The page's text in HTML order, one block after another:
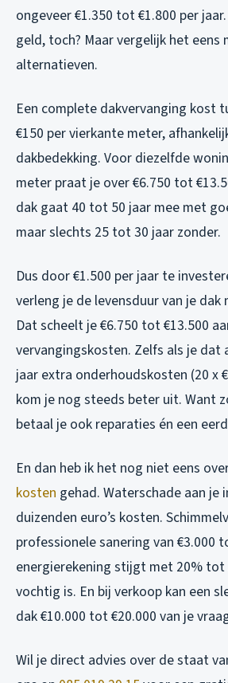
ongeveer €1.350 tot €1.800 per
geld, toch? Maar vergelijk het eens
alternatieven.
Een complete dakvervanging kost
€150 per vierkante meter,
dakbedekking. Voor diezelfde
meter praat je over €6.750 tot
dak gaat 40 tot 50 jaar mee met
maar slechts 25 tot 30 jaar zonder.
Dus door €1.500 per jaar te
verleng je de levensduur van je
Dat scheelt je €6.750 tot €13.500
vervangingskosten. Zelfs als je dat
jaar extra onderhoudskosten (20 x
kom je nog steeds beter uit. Want
betaal je ook reparaties én een
En dan heb ik het nog niet eens
kosten gehad. Waterschade aan je
duizenden euro’s kosten.
professionele sanering van €3.000
energierekening stijgt met 20% tot
vochtig is. En bij verkoop kan een
dak €10.000 tot €20.000 van je
Wil je direct advies over de staat